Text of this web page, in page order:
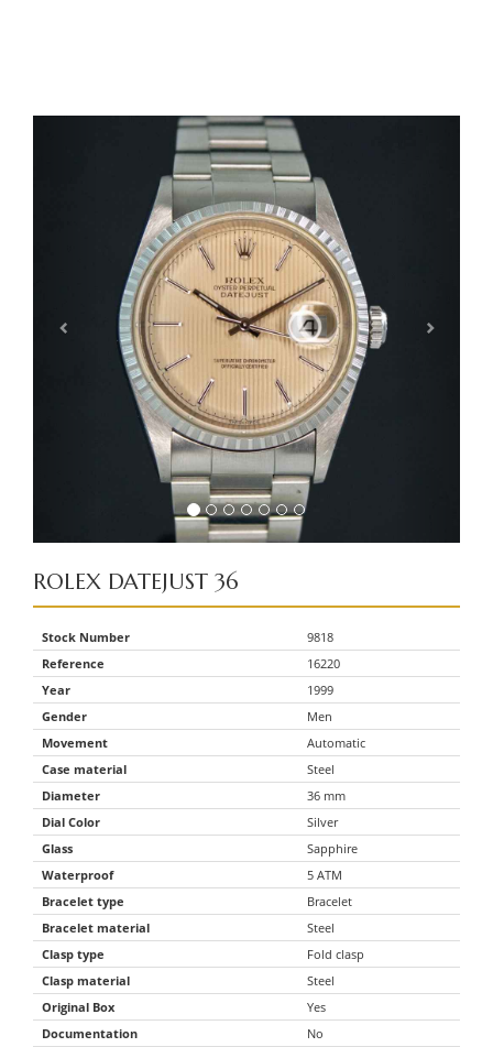
ROLEX DATEJUST 36
Stock Number
9818
Reference
16220
Year
1999
Gender
Men
Movement
Automatic
Case material
Steel
Diameter
36 mm
Dial Color
Silver
Glass
Sapphire
Waterproof
5 ATM
Bracelet type
Bracelet
Bracelet material
Steel
Clasp type
Fold clasp
Clasp material
Steel
Original Box
Yes
Documentation
No